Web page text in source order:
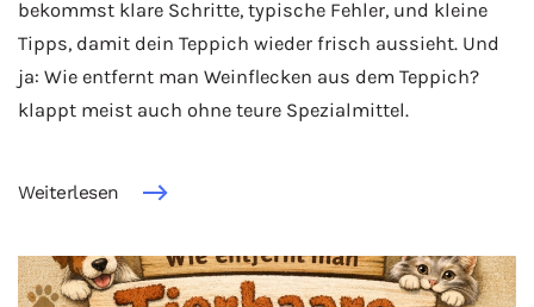
bekommst klare Schritte, typische Fehler, und kleine
Tipps, damit dein Teppich wieder frisch aussieht. Und
ja: Wie entfernt man Weinflecken aus dem Teppich?
klappt meist auch ohne teure Spezialmittel.
Weiterlesen